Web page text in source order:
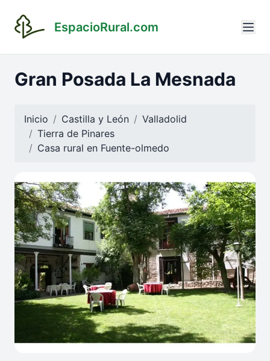
EspacioRural.com
Gran Posada La Mesnada
Inicio Castilla y León
Valladolid
Tierra de Pinares
Casa rural en Fuente-olmedo